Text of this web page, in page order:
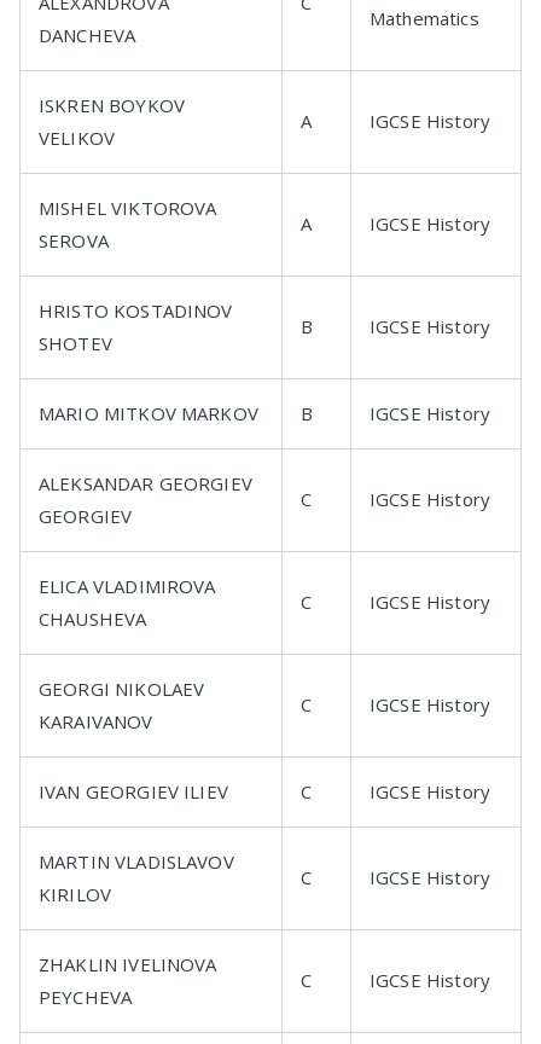
DANCHEVA
Mathematics
ISKREN BOYKOV
VELIKOV
A IGCSE History
MISHEL VIKTOROVA
SEROVA
A IGCSE History
HRISTO KOSTADINOV
SHOTEV
B IGCSE History
MARIO MITKOV MARKOV B IGCSE History
ALEKSANDAR GEORGIEV
GEORGIEV
C IGCSE History
ELICA VLADIMIROVA
CHAUSHEVA
C IGCSE History
GEORGI NIKOLAEV
KARAIVANOV
C IGCSE History
IVAN GEORGIEV ILIEV C IGCSE History
MARTIN VLADISLAVOV
KIRILOV
C IGCSE History
ZHAKLIN IVELINOVA
PEYCHEVA
C IGCSE History